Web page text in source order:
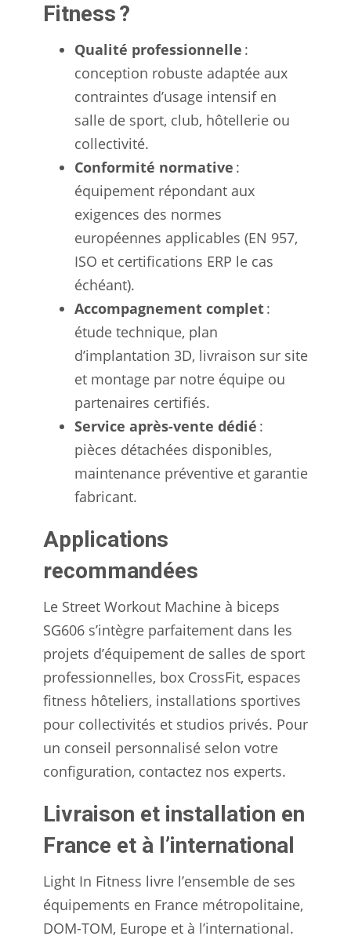
Fitness ?
Qualité professionnelle :
conception robuste adaptée aux
contraintes d’usage intensif en
salle de sport, club, hôtellerie ou
collectivité.
Conformité normative :
équipement répondant aux
exigences des normes
européennes applicables (EN 957,
ISO et certifications ERP le cas
échéant).
Accompagnement complet:
étude technique, plan
d’implantation 3D, livraison sur site
et montage par notre équipe ou
partenaires certifiés.
Service après-vente dédié :
pièces détachées disponibles,
maintenance préventive et garantie
fabricant.
Applications
recommandées
Le Street Workout Machine à biceps
SG606 s’intègre parfaitement dans les
projets d’équipement de salles de sport
professionnelles, box CrossFit, espaces
fitness hôteliers, installations sportives
pour collectivités et studios privés. Pour
un conseil personnalisé selon votre
configuration, contactez nos experts.
Livraison et installation en
France et à l’international
Light In Fitness livre l’ensemble de ses
équipements en France métropolitaine,
DOM-TOM, Europe et à l’international.